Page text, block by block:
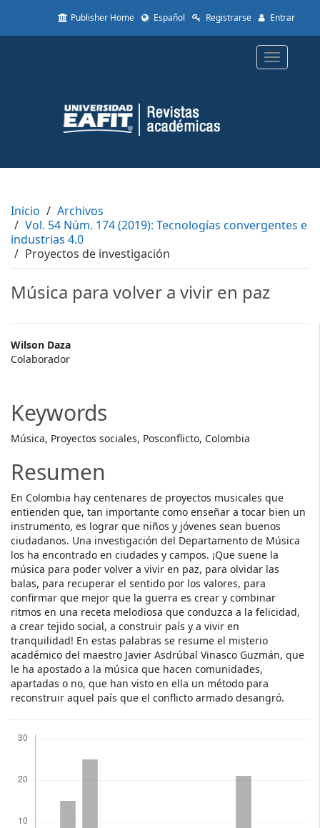
to
Content
Sidebar
Publisher Home Español Registrarse Entrar
Toggle
Inicio
Archivos
Vol. 54 Núm. 174 (2019): Tecnologías convergentes e
industrias 4.0
Proyectos de investigación
Música para volver a vivir en paz
Main
Article
Wilson Daza
Colaborador
Keywords
Música, Proyectos sociales, Posconflicto, Colombia
Resumen
En Colombia hay centenares de proyectos musicales que
entienden que, tan importante como enseñar a tocar bien un
instrumento, es lograr que niños y jóvenes sean buenos
ciudadanos. Una investigación del Departamento de Música
los ha encontrado en ciudades y campos. ¡Que suene la
música para poder volver a vivir en paz, para olvidar las
balas, para recuperar el sentido por los valores, para
confirmar que mejor que la guerra es crear y combinar
ritmos en una receta melodiosa que conduzca a la felicidad,
a crear tejido social, a construir país y a vivir en
tranquilidad! En estas palabras se resume el misterio
académico del maestro Javier Asdrúbal Vinasco Guzmán, que
le ha apostado a la música que hacen comunidades,
apartadas o no, que han visto en ella un método para
reconstruir aquel país que el conflicto armado desangró.